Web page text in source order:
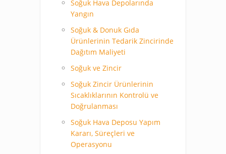
Soğuk Hava Depolarında
Yangın
Soğuk & Donuk Gıda
Ürünlerinin Tedarik Zincirinde
Dağıtım Maliyeti
Soğuk ve Zincir
Soğuk Zincir Ürünlerinin
Sıcaklıklarının Kontrolü ve
Doğrulanması
Soğuk Hava Deposu Yapım
Kararı, Süreçleri ve
Operasyonu